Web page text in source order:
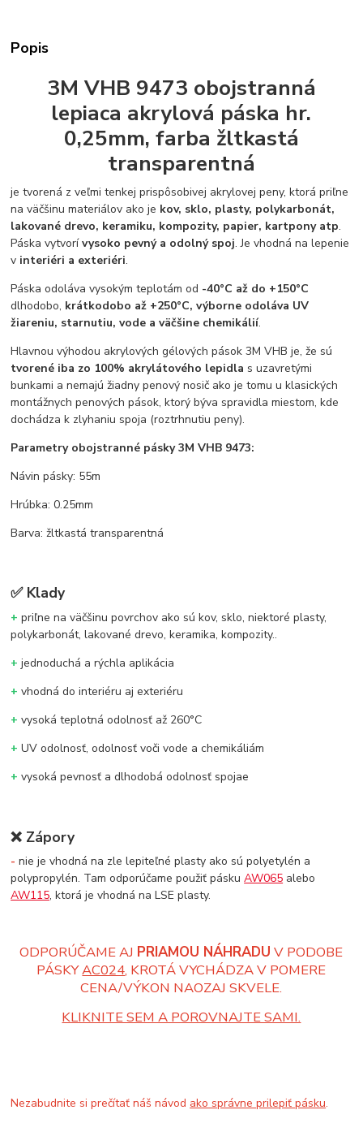
Popis
3M VHB 9473 obojstranná
lepiaca akrylová páska hr.
0,25mm, farba žltkastá
transparentná
je tvorená z veľmi tenkej prispôsobivej akrylovej peny, ktorá priľne
na väčšinu materiálov ako je kov, sklo, plasty, polykarbonát,
lakované drevo, keramiku, kompozity, papier, kartpony atp.
Páska vytvorívysoko pevný a odolný spoj. Je vhodná na lepenie
v interiéri a exteriéri.
Páska odoláva vysokým teplotám od -40°C až do +150°C
dlhodobo, krátkodobo až +250°C, výborne odoláva UV
žiareniu, starnutiu, vode a väčšine chemikálií.
Hlavnou výhodou akrylových gélových pások 3M VHB je, že sú
tvorené iba zo 100% akrylátového lepidla s uzavretými
bunkami a nemajú žiadny penový nosič ako je tomu u klasických
montážnych penových pások, ktorý býva spravidla miestom, kde
dochádza k zlyhaniu spoja (roztrhnutiu peny).
Parametry obojstranné pásky 3M VHB 9473:
Návin pásky: 55m
Hrúbka: 0.25mm
Barva: žltkastá transparentná
✅ Klady
+ priľne na väčšinu povrchov ako sú kov, sklo, niektoré plasty,
polykarbonát, lakované drevo, keramika, kompozity..
+ jednoduchá a rýchla aplikácia
+ vhodná do interiéru aj exteriéru
+ vysoká teplotná odolnosť až 260°C
+ UV odolnosť, odolnosť voči vode a chemikáliám
+ vysoká pevnosť a dlhodobá odolnosť spojae
❌ Zápory
- nie je vhodná na zle lepiteľné plasty ako sú polyetylén a
polypropylén. Tam odporúčame použiť páskuAW065 alebo
AW115, ktorá je vhodná na LSE plasty.
ODPORÚČAME AJ PRIAMOU NÁHRADU V PODOBE
PÁSKYAC024, KROTÁ VYCHÁDZA V POMERE
CENA/VÝKON NAOZAJ SKVELE.
KLIKNITE SEM A POROVNAJTE SAMI.
Nezabudnite si prečítať náš návod ako správne prilepiť pásku.